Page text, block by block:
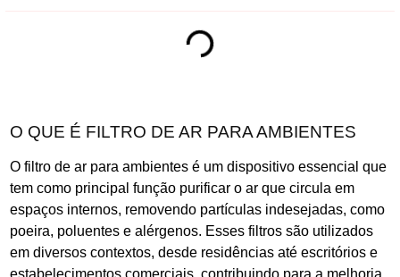
O QUE É FILTRO DE AR PARA AMBIENTES
O filtro de ar para ambientes é um dispositivo essencial que
tem como principal função purificar o ar que circula em
espaços internos, removendo partículas indesejadas, como
poeira, poluentes e alérgenos. Esses filtros são utilizados
em diversos contextos, desde residências até escritórios e
estabelecimentos comerciais, contribuindo para a melhoria